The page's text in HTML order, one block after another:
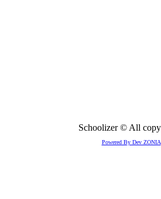
Powered By Dev ZONIA